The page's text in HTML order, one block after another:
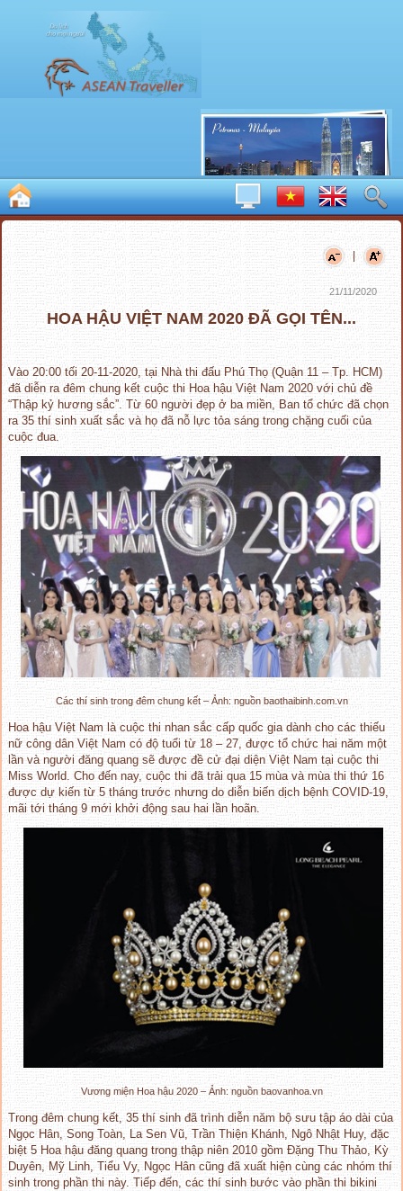
|
21/11/2020
HOA HẬU VIỆT NAM 2020 ĐÃ GỌI TÊN...
Vào 20:00 tối 20-11-2020, tại Nhà thi đấu Phú Thọ (Quận 11 – Tp. HCM)
đã diễn ra đêm chung kết cuộc thi Hoa hậu Việt Nam 2020 với chủ đề
“Thập kỷ hương sắc”. Từ 60 người đẹp ở ba miền, Ban tổ chức đã chọn
ra 35 thí sinh xuất sắc và họ đã nỗ lực tỏa sáng trong chặng cuối của
cuộc đua.
Các thí sinh trong đêm chung kết – Ảnh: nguồn baothaibinh.com.vn
Hoa hậu Việt Nam là cuộc thi nhan sắc cấp quốc gia dành cho các thiếu
nữ công dân Việt Nam có độ tuổi từ 18 – 27, được tổ chức hai năm một
lần và người đăng quang sẽ được đề cử đại diện Việt Nam tại cuộc thi
Miss World. Cho đến nay, cuộc thi đã trải qua 15 mùa và mùa thi thứ 16
được dự kiến từ 5 tháng trước nhưng do diễn biến dịch bệnh COVID-19,
mãi tới tháng 9 mới khởi động sau hai lần hoãn.
Vương miện Hoa hậu 2020 – Ảnh: nguồn baovanhoa.vn
Trong đêm chung kết, 35 thí sinh đã trình diễn năm bộ sưu tập áo dài của
Ngọc Hân, Song Toàn, La Sen Vũ, Trần Thiện Khánh, Ngô Nhật Huy, đặc
biệt 5 Hoa hậu đăng quang trong thập niên 2010 gồm Đặng Thu Thảo, Kỳ
Duyên, Mỹ Linh, Tiểu Vy, Ngọc Hân cũng đã xuất hiện cùng các nhóm thí
sinh trong phần thi này. Tiếp đến, các thí sinh bước vào phần thi bikini